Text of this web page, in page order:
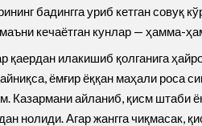
бадингга уриб кетган совуқ
кечаётган кунлар — ҳамма-
қаердан илакишиб қолганига
ёмғир ёққан маҳали роса
Казармани айланиб, қисм штаби
нолиди. Агар жангга чиқмасак,